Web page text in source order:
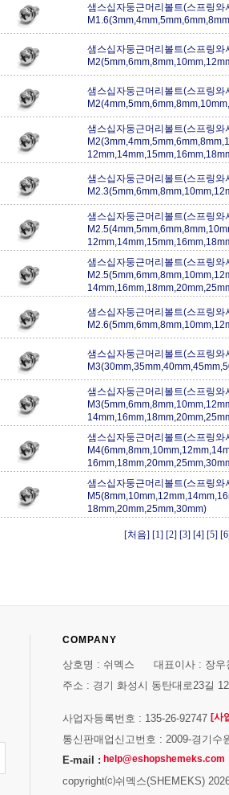
샘스십자둥근머리볼트(스프링와
샘스십자둥근머리볼트(스프링와
샘스십자둥근머리볼트(스프링와
샘스십자둥근머리볼트(스프링와
샘스십자둥근머리볼트(스프링와
샘스십자둥근머리볼트(스프링와
샘스십자둥근머리볼트(스프링와
샘스십자둥근머리볼트(스프링와
샘스십자둥근머리볼트(스프링와
샘스십자둥근머리볼트(스프링와
샘스십자둥근머리볼트(스프링와
샘스십자둥근머리볼트(스프링와
18mm,20mm,25mm,30mm)
[처음] [1] [2] [3] [4] [5]
COMPANY
상호명 : 쉬멕스 대표이사 : 장우
주소 : 경기 화성시 동탄대로23길
사업자등록번호 : 135-26-92747 [사
통신판매업신고번호 : 2009-경기
E-mail : help@eshopshemeks.com
copyright⒞쉬멕스(SHEMEKS)